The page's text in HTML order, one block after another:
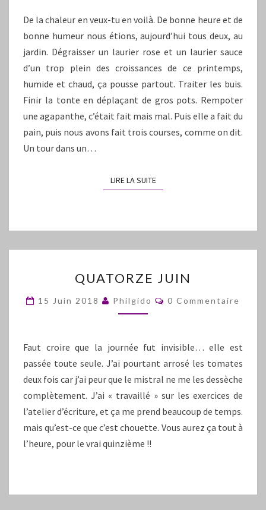
De la chaleur en veux-tu en voilà. De bonne heure et de
bonne humeur nous étions, aujourd’hui tous deux, au
jardin. Dégraisser un laurier rose et un laurier sauce
d’un trop plein des croissances de ce printemps,
humide et chaud, ça pousse partout. Traiter les buis.
Finir la tonte en déplaçant de gros pots. Rempoter
une agapanthe, c’était fait mais mal. Puis elle a fait du
pain, puis nous avons fait trois courses, comme on dit.
Un tour dans un…
LIRE LA SUITELIRE LA SUITE
JUIN
QUATORZE JUIN
15 Juin 2018 Philgido Commentaires
0 Commentaire
Faut croire que la journée fut invisible… elle est
passée toute seule. J’ai pourtant arrosé les tomates
deux fois car j’ai peur que le mistral ne me les dessèche
complètement. J’ai « travaillé » sur les exercices de
l’atelier d’écriture, et ça me prend beaucoup de temps.
mais qu’est-ce que c’est chouette. Vous aurez ça tout à
l’heure, pour le vrai quinzième !!